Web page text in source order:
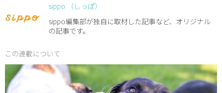
sippo （しっぽ）
sippo編集部が独自に取材した記事など、オリジナル
の記事です。
この連載について